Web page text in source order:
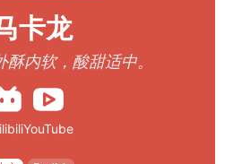
卡龙
内软，酸甜适中。
YouTube